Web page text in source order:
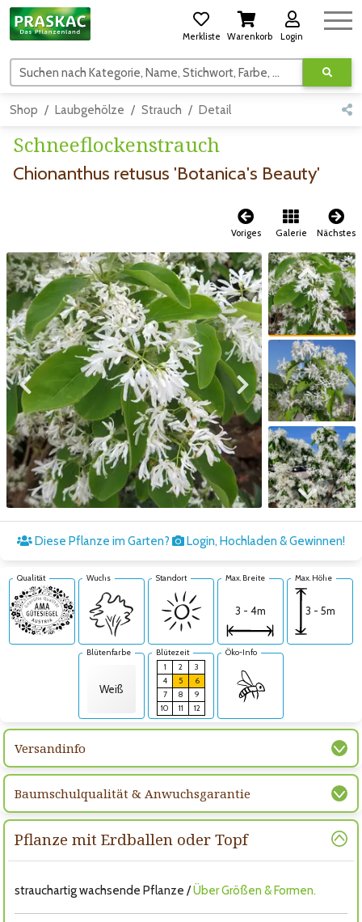
Merkliste Warenkorb Login
Suchen nach Kategorie, Name, Stichwort, Farbe, usw.
Shop Laubgehölze Strauch Detail
Schneeflockenstrauch
Chionanthus retusus 'Botanica's Beauty'
Voriges Galerie Nächstes
Zum vorigen Bild Zum nächsten Bild
Zum vorigen Bild
Zum nächsten Bild
Diese Pflanze im Garten? Login, Hochladen & Gewinnen!
Qualität Wuchs Standort Max. Breite
3 - 4m
Max. Höhe
3 - 5m
Blütenfarbe
Weiß
Blütezeit
1
2
3
4
5
6
7
8
9
10
11 12
Öko-Info
Versandinfo
Baumschulqualität & Anwuchsgarantie
Pflanze mit Erdballen oder Topf
strauchartig wachsende Pflanze /Über Größen & Formen.